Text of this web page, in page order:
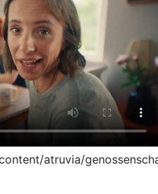
atruvia/